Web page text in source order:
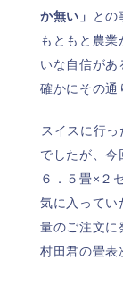
か無い」
との
もともと農業
いな自信があ
確かにその通
スイスに行
でしたが、今
６．５畳×２
気に入ってい
量のご注文に
村田君の畳表